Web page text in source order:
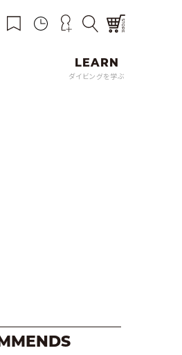
ダイビングを学ぶ